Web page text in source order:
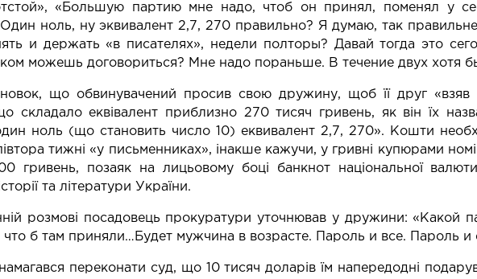
«Большую партию мне надо, чтоб он принял, поменял у
ноль, ну эквивалент 2,7, 270 правильно? Я думаю, так
и держать «в писателях», недели полторы? Давай тогда это
можешь договориться? Мне надо пораньше. В течение двух хотя
що обвинувачений просив свою дружину, щоб її друг «взяв
складало еквівалент приблизно 270 тисяч гривень, як він їх
ноль (що становить число 10) еквивалент 2,7, 270». Кошти
тижні «у письменниках», інакше кажучи, у гривні купюрами
гривень, позаяк на лицьовому боці банкнот національної
та літератури України.
розмові посадовець прокуратури уточнював у дружини: «Какой
б там приняли…Будет мужчина в возрасте. Пароль и все. Пароль и
переконати суд, що 10 тисяч доларів їм напередодні